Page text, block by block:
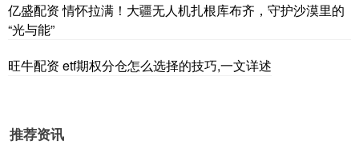
亿盛配资 情怀拉满！大疆无人机扎根库布齐，守护沙漠里的
“光与能”
旺牛配资 etf期权分仓怎么选择的技巧,一文详述
推荐资讯